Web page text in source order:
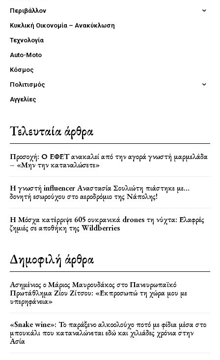
Περιβάλλον
Κυκλική Οικονομία – Ανακύκλωση
Τεχνολογία
Auto-Moto
Κόσμος
Πολιτισμός
Αγγελίες
Τελευταία άρθρα
Προσοχή: Ο ΕΦΕΤ ανακαλεί από την αγορά γνωστή μαρμελάδα
– «Μην την καταναλώσετε»
Η γνωστή influencer Αναστασία Σουλιώτη πιάστηκε με…
δονητή εσωρούχου στο αεροδρόμιο της Νάπολης!
Η Μόσχα κατέρριψε 605 ουκρανικά drones τη νύχτα: Ελαφρές
ζημιές σε αποθήκη της Wildberries
Δημοφιλή άρθρα
Ασημένιος ο Μάριος Μαυρουδάκος στο Πανευρωπαϊκό
Πρωτάθλημα Ζίου Ζίτσου: «Εκπροσωπώ τη χώρα μου με
υπερηφάνεια»
«Snake wine»: Το παράξενο αλκοολούχο ποτό με φίδια μέσα στο
μπουκάλι που καταναλώνεται εδώ και χιλιάδες χρόνια στην
Ασία